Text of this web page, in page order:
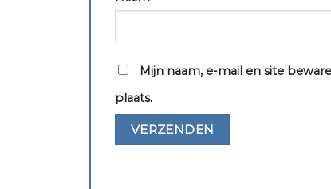
Mijn naam, e-mail en site
plaats.